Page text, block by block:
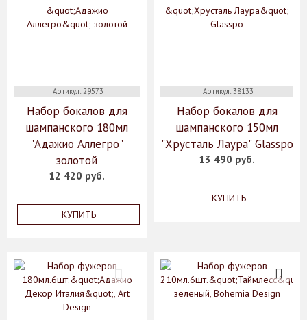
Артикул: 29573
Набор бокалов для
шампанского 180мл
"Адажио Аллегро"
золотой
12 420 руб.
КУПИТЬ
Артикул: 38133
Набор бокалов для
шампанского 150мл
"Хрусталь Лаура" Glasspo
13 490 руб.
КУПИТЬ